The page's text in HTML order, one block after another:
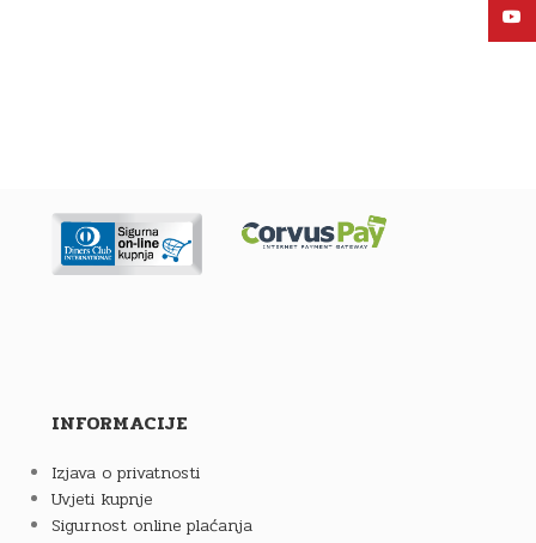
INFORMACIJE
Izjava o privatnosti
Uvjeti kupnje
Sigurnost online plaćanja